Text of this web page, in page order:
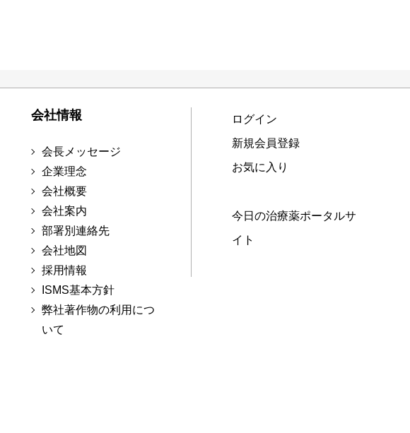
会社情報
会長メッセージ
企業理念
会社概要
会社案内
部署別連絡先
会社地図
採用情報
ISMS基本方針
弊社著作物の利用につ
いて
ログイン
新規会員登録
お気に入り
今日の治療薬ポータルサ
イト